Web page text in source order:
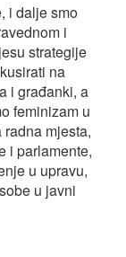
i dalje smo
i
strategije
na
i građanki, a
feminizam u
mjesta,
i parlamente,
u upravu,
u javni